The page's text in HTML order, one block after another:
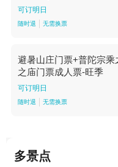
可订明日
随时退 无需换票
避暑山庄门票+普陀宗
之庙门票成人票-旺季
可订明日
随时退 无需换票
多景点